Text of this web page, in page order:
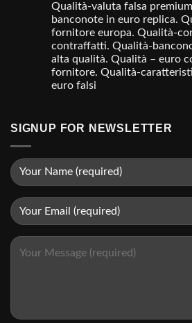
Qualità-valuta falsa
banconote in euro replica.
fornitore europa. Qualità-
contraffatti. Qualità-
alta qualità. Qualità – euro
fornitore. Qualità-
euro falsi
SIGNUP FOR NEWSLETTER